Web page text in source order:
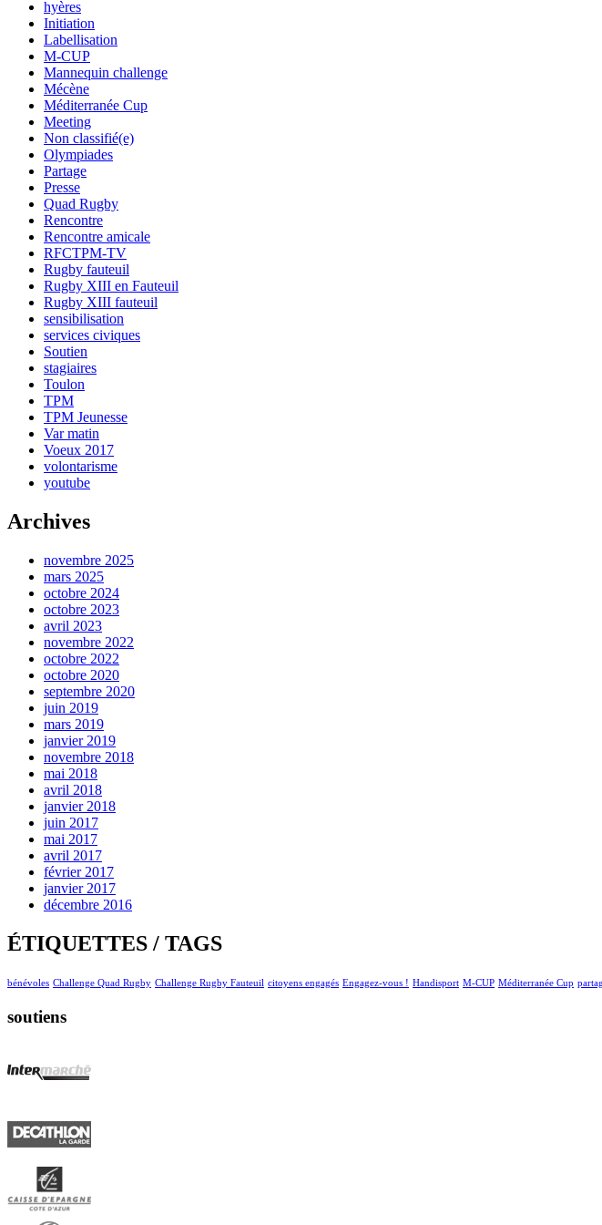
hyères
Initiation
Labellisation
M-CUP
Mannequin challenge
Mécène
Méditerranée Cup
Meeting
Non classifié(e)
Olympiades
Partage
Presse
Quad Rugby
Rencontre
Rencontre amicale
RFCTPM-TV
Rugby fauteuil
Rugby XIII en Fauteuil
Rugby XIII fauteuil
sensibilisation
services civiques
Soutien
stagiaires
Toulon
TPM
TPM Jeunesse
Var matin
Voeux 2017
volontarisme
youtube
Archives
novembre 2025
mars 2025
octobre 2024
octobre 2023
avril 2023
novembre 2022
octobre 2022
octobre 2020
septembre 2020
juin 2019
mars 2019
janvier 2019
novembre 2018
mai 2018
avril 2018
janvier 2018
juin 2017
mai 2017
avril 2017
février 2017
janvier 2017
décembre 2016
ÉTIQUETTES / TAGS
bénévoles Challenge Quad Rugby Challenge Rugby Fauteuil citoyens engagés Engagez-vous ! Handisport M-CUP Méditerranée Cup
soutiens